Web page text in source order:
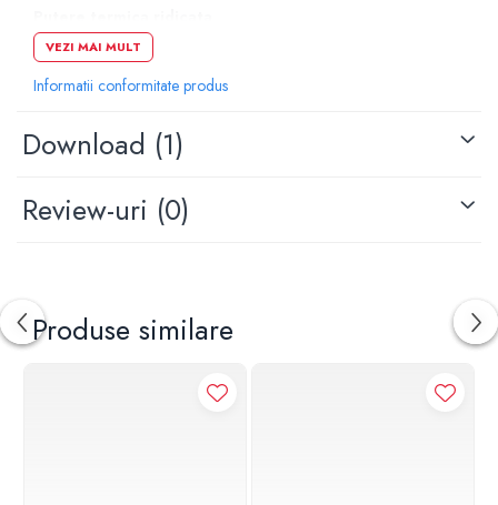
Garantata prin certificare, in baza normei EN 442, de catre
„Politecnico” Milano. Puterea termica ridicata iti ofera
Confort maxim cu economisire de energie
presupune costuri reduse. Temperatura ideala poate fi atinsa
rapid, pentru fiecare mediu.
anaforetica", urmata de lacuirea cu pudra epoxidica,
asigura o finisare perfecta si de durata.
VEZI MAI MULT
Informatii conformitate produs
Download (1)
Review-uri (0)
Produse similare